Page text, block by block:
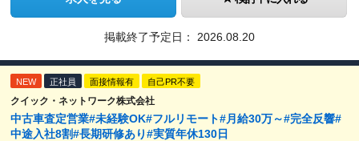
掲載終了予定日： 2026.08.20
NEW 正社員 面接情報有 自己PR不要
クイック・ネットワーク株式会社
中古車査定営業#未経験OK#フルリモート#月給30万～#完全反響#
中途入社8割#長期研修あり#実質年休130日